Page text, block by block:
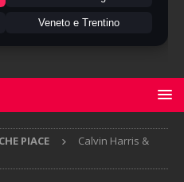
Veneto e Trentino
PIACE
Calvin Harris &